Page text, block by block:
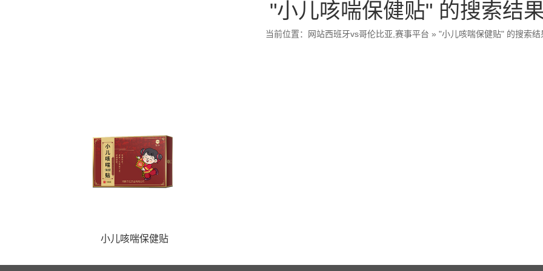
"小儿咳喘保健贴" 的搜索结
当前位置： 网站西班牙vs哥伦比亚,赛事平台 » "小儿咳喘保健贴" 的搜索结
小儿咳喘保健贴